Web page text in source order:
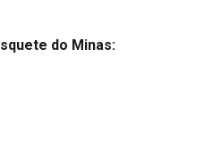
do Minas: